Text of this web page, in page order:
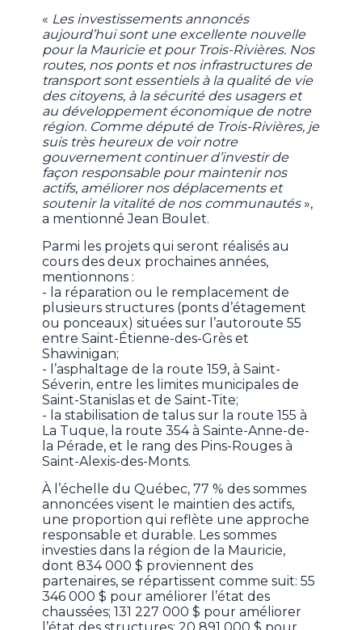
« Les investissements annoncés
aujourd’hui sont une excellente nouvelle
pour la Mauricie et pour Trois-Rivières. Nos
routes, nos ponts et nos infrastructures de
transport sont essentiels à la qualité de vie
des citoyens, à la sécurité des usagers et
au développement économique de notre
région. Comme député de Trois-Rivières, je
suis très heureux de voir notre
gouvernement continuer d’investir de
façon responsable pour maintenir nos
actifs, améliorer nos déplacements et
soutenir la vitalité de nos communautés»,
a mentionné Jean Boulet.
Parmi les projets qui seront réalisés au
cours des deux prochaines années,
mentionnons :
- la réparation ou le remplacement de
plusieurs structures (ponts d’étagement
ou ponceaux) situées sur l’autoroute 55
entre Saint-Étienne-des-Grès et
Shawinigan;
- l’asphaltage de la route 159, à Saint-
Séverin, entre les limites municipales de
Saint-Stanislas et de Saint-Tite;
- la stabilisation de talus sur la route 155 à
La Tuque, la route 354 à Sainte-Anne-de-
la Pérade, et le rang des Pins-Rouges à
Saint-Alexis-des-Monts.
À l’échelle du Québec, 77 % des sommes
annoncées visent le maintien des actifs,
une proportion qui reflète une approche
responsable et durable. Les sommes
investies dans la région de la Mauricie,
dont 834 000 $ proviennent des
partenaires, se répartissent comme suit: 55
346 000 $ pour améliorer l’état des
chaussées; 131 227 000 $ pour améliorer
l’état des structures; 20 891 000 $ pour